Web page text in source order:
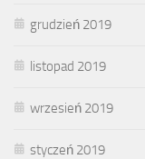
grudzień 2019
listopad 2019
wrzesień 2019
styczeń 2019